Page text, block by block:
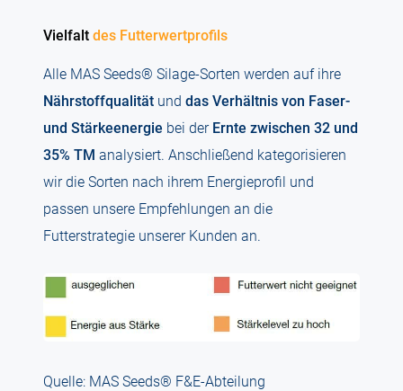
Vielfalt des Futterwertprofils
Alle MAS Seeds® Silage-Sorten werden auf ihre
Nährstoffqualität und das Verhältnis von Faser-
und Stärkeenergie bei der Ernte zwischen 32 und
35% TM analysiert. Anschließend kategorisieren
wir die Sorten nach ihrem Energieprofil und
passen unsere Empfehlungen an die
Futterstrategie unserer Kunden an.
Quelle: MAS Seeds® F&E-Abteilung